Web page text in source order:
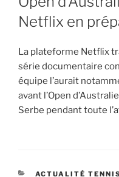
Netflix en
La plateforme Netflix
série documentaire
équipe l’aurait
avant l’Open
Serbe pendant toute
CATEGORIES
ACTUALITÉ